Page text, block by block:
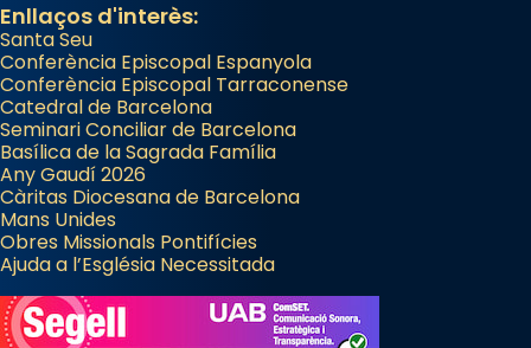
View on Facebook · Share
Arquebisbat de Barcelona
2 weeks ago
Jaume, fill de Zebedeu, és juntament amb el
seu germà Joan i Pere un dels que
acompanyava més de prop Jesús.
Segons el llibre dels Fets (12,2) fou el primer
apòstol màrtir, decapitat a Jerusalem per
Herodes Agripa (vers l'any 44).
Enllaços d'interès:
Santa Seu
Conferència Episcopal Espanyola
Conferència Episcopal Tarraconense
Catedral de Barcelona
Seminari Conciliar de Barcelona
Basílica de la Sagrada Família
Any Gaudí 2026
Càritas Diocesana de Barcelona
Mans Unides
Obres Missionals Pontifícies
Ajuda a l’Església Necessitada